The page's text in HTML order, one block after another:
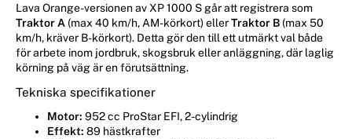
Lava Orange-versionen av XP 1000 S går att registrera som
Traktor A (max 40 km/h, AM-körkort) ellerTraktor B (max 50
km/h, kräver B-körkort). Detta gör den till ett utmärkt val både
för arbete inom jordbruk, skogsbruk eller anläggning, där laglig
körning på väg är en förutsättning.
Tekniska specifikationer
Motor: 952 cc ProStar EFI, 2-cylindrig
Effekt: 89 hästkrafter